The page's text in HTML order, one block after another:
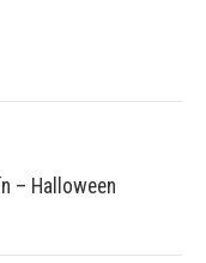
– Halloween